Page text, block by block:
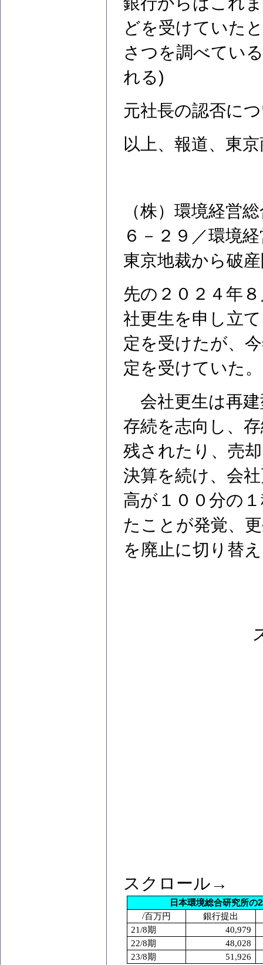
どを受けていた
さつを調べてい
れる)
元社長の認否に
以上、報道、東
（株）環境経営
６－２９／環境
東京地裁から破
先の２０２４年
社更生を申し立
定を受けたが、
定を受けていた。
会社更生は再建
存続を志向し、
残されたり、売
決算を続け、会
高が１００分の
たことが発覚、
を廃止に切り替
スクロール→
日本環境総合研究所の2
/百万円
銀行提出
21/8期
40,979
22/8期
48,028
23/8期 51,926